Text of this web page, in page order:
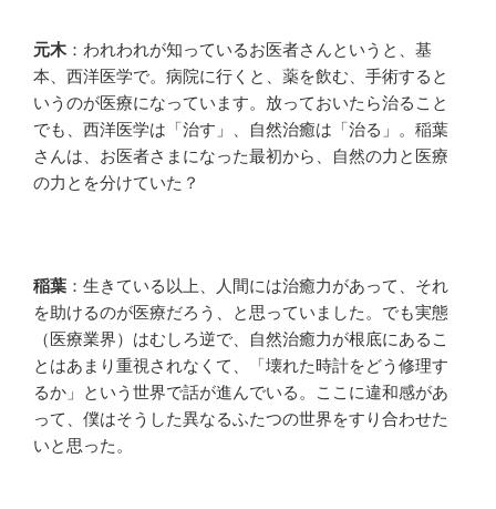
元木：われわれが知っているお医者さんというと、基
本、西洋医学で。病院に行くと、薬を飲む、手術すると
いうのが医療になっています。放っておいたら治ること
でも、西洋医学は「治す」、自然治癒は「治る」。稲葉
さんは、お医者さまになった最初から、自然の力と医療
の力とを分けていた？
稲葉 ：生きている以上、人間には治癒力があって、それ
を助けるのが医療だろう、と思っていました。でも実態
（医療業界）はむしろ逆で、自然治癒力が根底にあるこ
とはあまり重視されなくて、「壊れた時計をどう修理す
るか」という世界で話が進んでいる。ここに違和感があ
って、僕はそうした異なるふたつの世界をすり合わせた
いと思った。